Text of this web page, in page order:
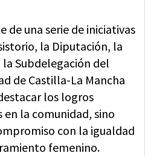
de una serie de iniciativas
la Diputación, la
Subdelegación del
de Castilla-La Mancha
los logros
la comunidad, sino
con la igualdad
femenino.